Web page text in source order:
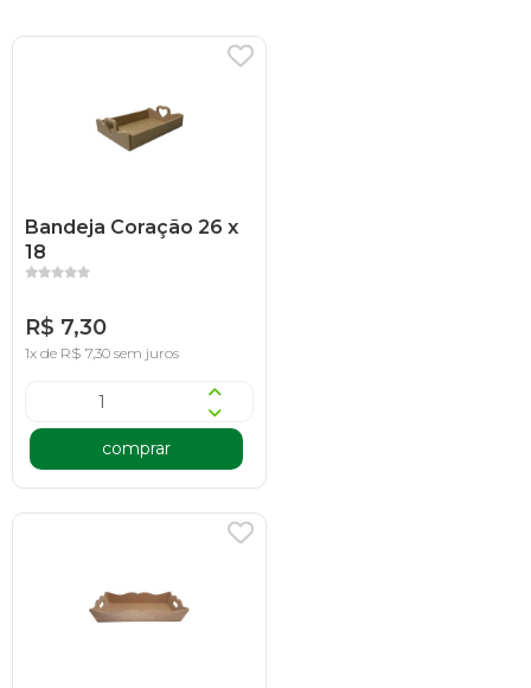
Bandeja Coração 26 x
18
R$ 7,30
1x de R$ 7,30 sem juros
comprar